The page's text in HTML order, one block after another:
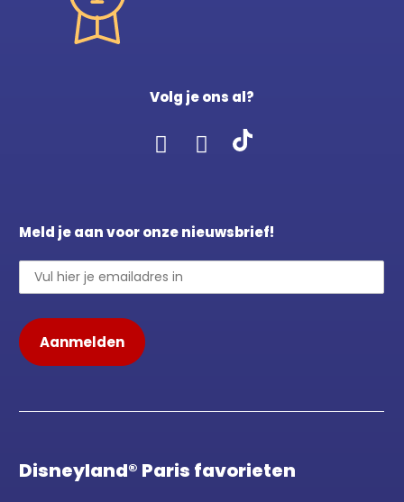
Volg je ons al?
Meld je aan voor onze nieuwsbrief!
Disneyland® Paris favorieten